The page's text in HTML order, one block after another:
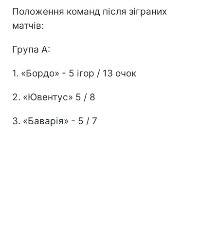
Положення команд після зіграних
матчів:
Група А:
1. «Бордо» - 5 ігор / 13 очок
2. «Ювентус» 5 / 8
3. «Баварія» - 5 / 7